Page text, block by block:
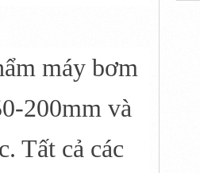
máy bơm
200mm và
Tất cả các